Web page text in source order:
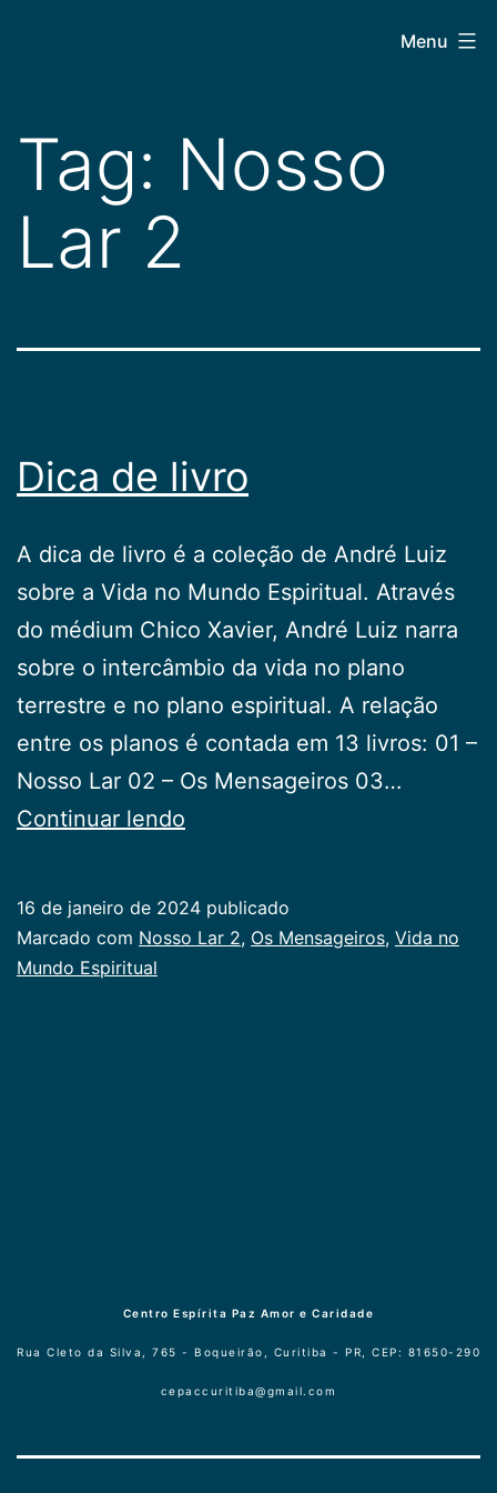
conteúdo
Menu
Tag: Nosso
Lar 2
Dica de livro
A dica de livro é a coleção de André Luiz
sobre a Vida no Mundo Espiritual. Através
do médium Chico Xavier, André Luiz narra
sobre o intercâmbio da vida no plano
terrestre e no plano espiritual. A relação
entre os planos é contada em 13 livros: 01 –
Nosso Lar 02 – Os Mensageiros 03…
Continuar lendo
16 de janeiro de 2024 publicado
Categorizado
como
Marcado com Nosso Lar 2, Os Mensageiros, Vida no
Mundo Espiritual
Centro Espírita Paz Amor e Caridade
Rua Cleto da Silva, 765 - Boqueirão, Curitiba - PR, CEP: 81650-290
cepaccuritiba@gmail.com